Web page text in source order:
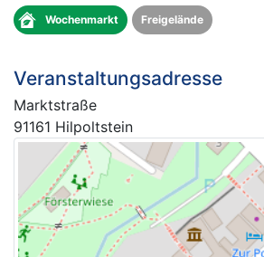
Wochenmarkt Freigelände
Veranstaltungsadresse
Marktstraße
91161 Hilpoltstein